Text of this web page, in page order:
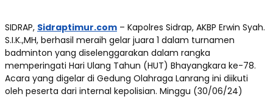
SIDRAP, Sidraptimur.com – Kapolres Sidrap, AKBP Erwin Syah.
S.I.K.,MH, berhasil meraih gelar juara 1 dalam turnamen
badminton yang diselenggarakan dalam rangka
memperingati Hari Ulang Tahun (HUT) Bhayangkara ke-78.
Acara yang digelar di Gedung Olahraga Lanrang ini diikuti
oleh peserta dari internal kepolisian. Minggu (30/06/24)